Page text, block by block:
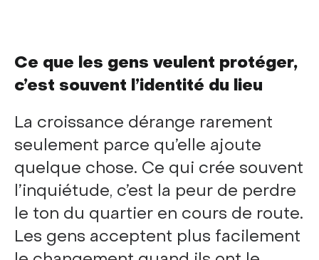
Ce que les gens veulent protéger,
c’est souvent l’identité du lieu
La croissance dérange rarement
seulement parce qu’elle ajoute
quelque chose. Ce qui crée souvent
l’inquiétude, c’est la peur de perdre
le ton du quartier en cours de route.
Les gens acceptent plus facilement